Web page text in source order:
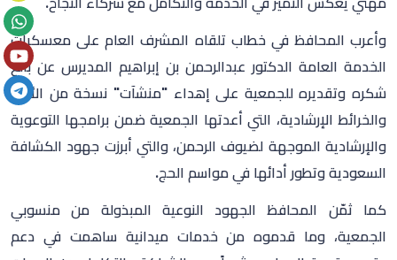
وأعرب المحافظ في خطاب تلقاه المشرف العام على معسكرات
الخدمة العامة الدكتور عبدالرحمن بن إبراهيم المديرس عن بالغ
شكره وتقديره للجمعية على إهداء "منشآت" نسخة من الأدلة
والخرائط الإرشادية، التي أعدتها الجمعية ضمن برامجها التوعوية
والإرشادية الموجهة لضيوف الرحمن، والتي أبرزت جهود الكشافة
السعودية وتطور أدائها في مواسم الحج.
كما ثمّن المحافظ الجهود النوعية المبذولة من منسوبي
الجمعية، وما قدموه من خدمات ميدانية ساهمت في دعم